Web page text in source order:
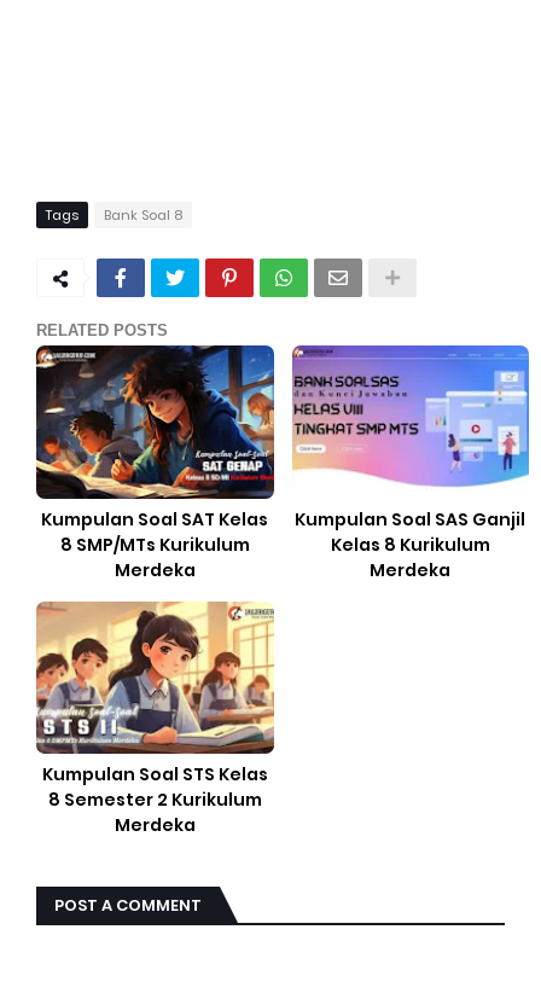
Tags Bank Soal 8
RELATED POSTS
Kumpulan Soal SAT Kelas
8 SMP/MTs Kurikulum
Merdeka
Kumpulan Soal SAS Ganjil
Kelas 8 Kurikulum
Merdeka
Kumpulan Soal STS Kelas
8 Semester 2 Kurikulum
Merdeka
POST A COMMENT